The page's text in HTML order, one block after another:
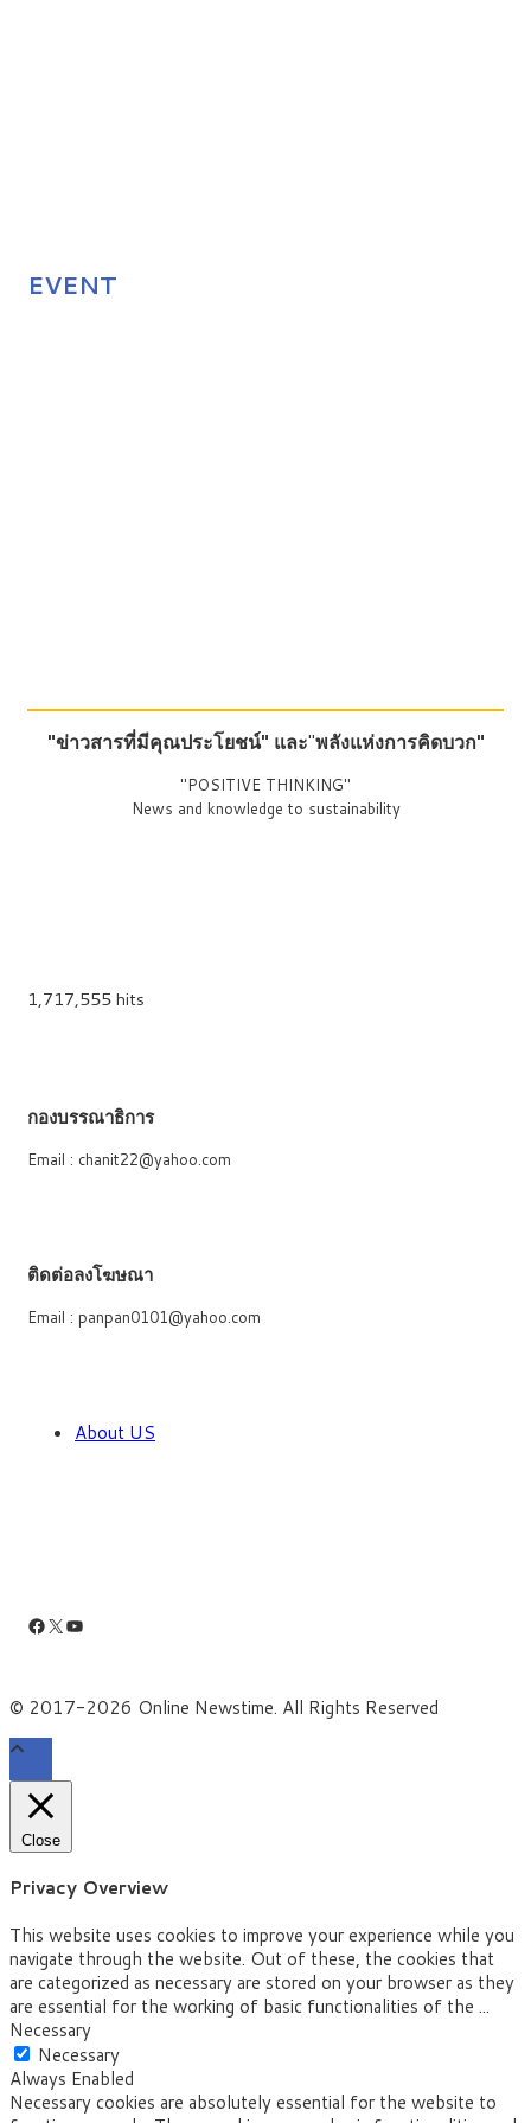
EVENT
"ข่าวสารที่มีคุณประโยชน์" และ"พลังแห่งการคิดบวก"
"POSITIVE THINKING"
News and knowledge to sustainability
1,717,555 hits
กองบรรณาธิการ
Email : chanit22@yahoo.com
ติดต่อลงโฆษณา
Email : panpan0101@yahoo.com
About US
Facebook
X YouTube
© 2017-2026 Online Newstime. All Rights Reserved
Close
Privacy Overview
This website uses cookies to improve your experience while you
navigate through the website. Out of these, the cookies that
are categorized as necessary are stored on your browser as they
are essential for the working of basic functionalities of the ...
Necessary
Necessary
Always Enabled
Necessary cookies are absolutely essential for the website to